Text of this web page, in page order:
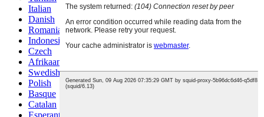
Italian
Danish
Romanian
Indonesian
Czech
Afrikaans
Swedish
Polish
Basque
Catalan